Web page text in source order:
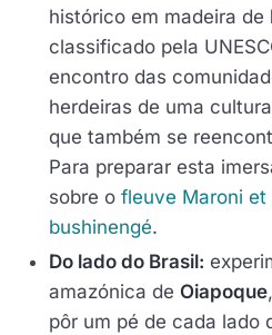
histórico em madeira de
classificado pela
encontro das
herdeiras de uma
que também se
Para preparar esta
sobre o fleuve Maroni et
bushinengé.
Do lado do Brasil:
amazónica de Oiapoque
pôr um pé de cada lado